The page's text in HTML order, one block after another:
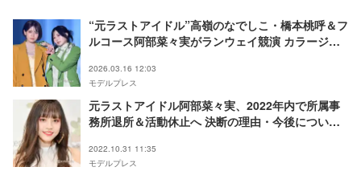
“元ラストアイドル”高嶺のなでしこ・橋本桃呼＆フ
ルコース阿部菜々実がランウェイ競演 カラージャ
COLLECTION 2026】
2026.03.16 12:03
モデルプレス
元ラストアイドル阿部菜々実、2022年内で所属事
務所退所＆活動休止へ 決断の理由・今後について
2022.10.31 11:35
モデルプレス